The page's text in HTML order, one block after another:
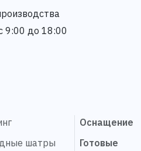
9:00 до 18:00
шатры
Оснащение
Готовые